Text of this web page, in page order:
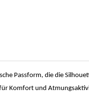
Passform, die die
Komfort und